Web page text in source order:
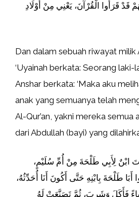
قَدْ قَرَأُوا الْقُرْآنَ، يَعْنِي مِنْ أَوْلَادِ
Dan dalam sebuah riwayat milik
‘Uyainah berkata: Seorang laki-
Anshar berkata: ‘Maka aku
anak yang semuanya telah
Al-Qur’an, yakni mereka semua
dari Abdullah (bayi) yang
ابْنٌ لِأَبِي طَلْحَةَ مِنْ أُمِّ سُلَيْمٍ،
أَبَا طَلْحَةَ بِابْنِهِ حَتَّى أَكُونَ أَنَا أُحَدِّثُهُ،
فَأَكَلَ وَشَرِبَ، ثُمَّ تَصَنَّعَتْ لَهُ